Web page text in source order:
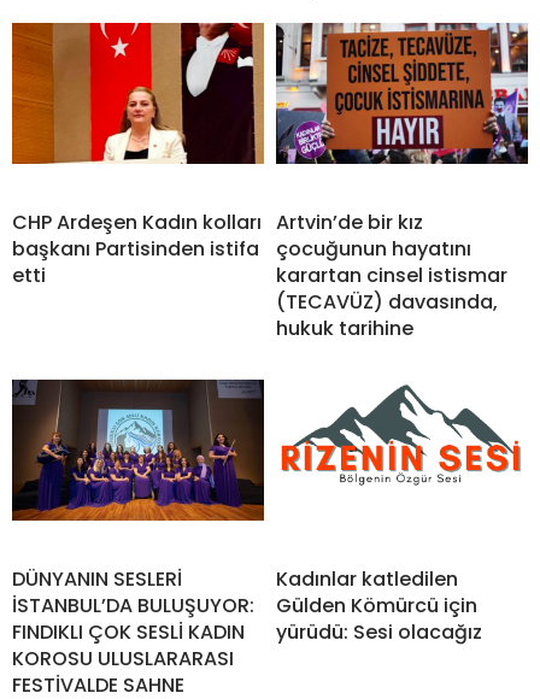
CHP Ardeşen Kadın kolları
başkanı Partisinden istifa
etti
Artvin’de bir kız
çocuğunun hayatını
karartan cinsel istismar
(TECAVÜZ) davasında,
hukuk tarihine
DÜNYANIN SESLERİ
İSTANBUL’DA BULUŞUYOR:
FINDIKLI ÇOK SESLİ KADIN
KOROSU ULUSLARARASI
FESTİVALDE SAHNE
Kadınlar katledilen
Gülden Kömürcü için
yürüdü: Sesi olacağız